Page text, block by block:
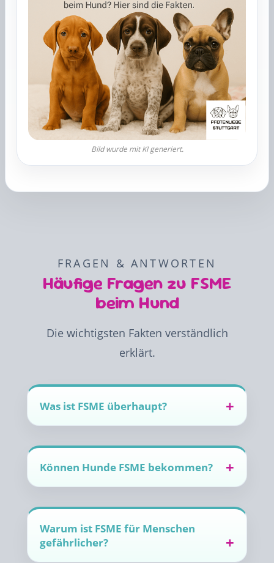
FRAGEN & ANTWORTEN
Häufige Fragen zu FSME
beim Hund
Die wichtigsten Fakten verständlich
erklärt.
Was ist FSME überhaupt?
Können Hunde FSME bekommen?
Warum ist FSME für Menschen
gefährlicher?